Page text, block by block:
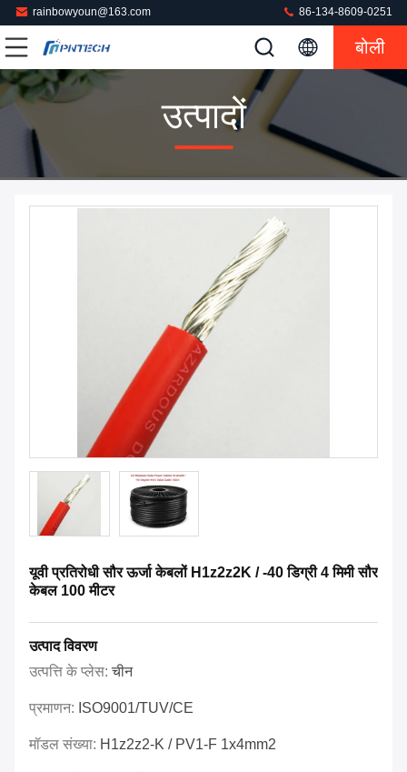
rainbowyoun@163.com 86-134-8609-0251
बोली
उत्पादों
यूवी प्रतिरोधी सौर ऊर्जा केबलों H1z2z2K / -40 डिग्री 4 मिमी सौर
केबल 100 मीटर
उत्पाद विवरण
उत्पत्ति के प्लेस:चीन
प्रमाणन: ISO9001/TUV/CE
मॉडल संख्या: H1z2z2-K / PV1-F 1x4mm2